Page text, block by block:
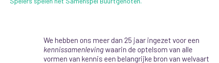
We hebben ons meer dan 25 jaar ingezet voor een
kennissamenlevingwaarin de optelsom van alle
vormen van kennis een belangrijke bron van welvaart